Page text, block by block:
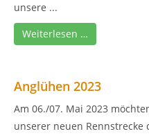
unsere ...
Weiterlesen …
Anglühen 2023
Am 06./07. Mai 2023
unserer neuen Rennstrecke